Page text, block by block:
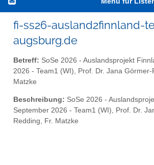
fi-ss26-ausland2finnland-
augsburg.de
Betreff: SoSe 2026 - Auslandsprojekt
2026 - Team1 (WI), Prof. Dr. Jana Görmer-
Matzke
Beschreibung: SoSe 2026 -
September 2026 - Team1 (WI), Prof. Dr.
Redding, Fr. Matzke